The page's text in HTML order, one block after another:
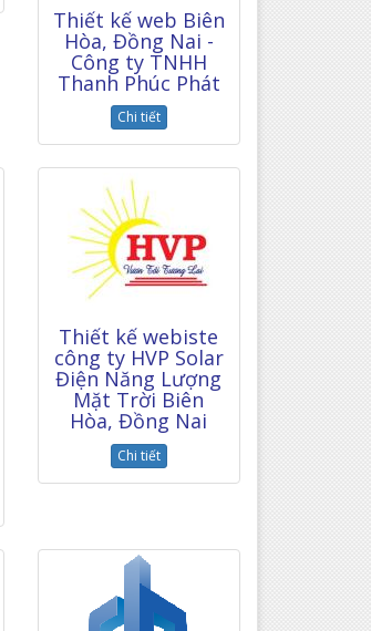
Thiết kế web Biên
Hòa, Đồng Nai -
Công ty TNHH
Thanh Phúc Phát
Chi tiết
Thiết kế webiste
công ty HVP Solar
Điện Năng Lượng
Mặt Trời Biên
Hòa, Đồng Nai
Chi tiết